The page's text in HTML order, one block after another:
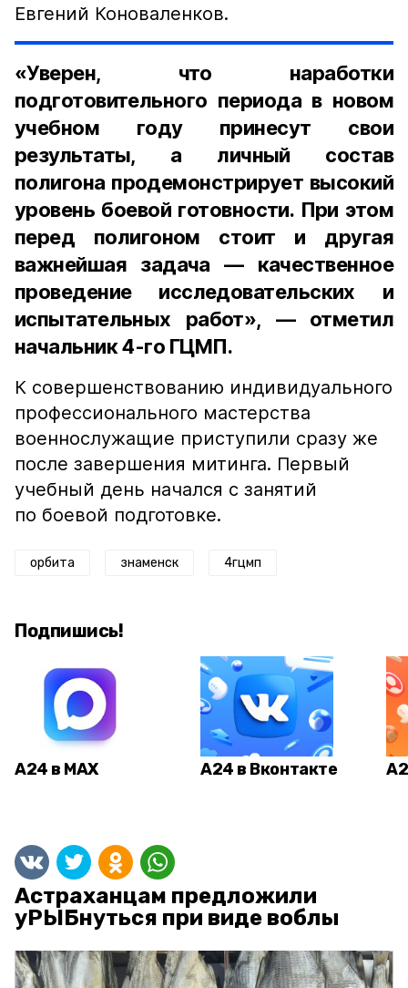
Евгений Коноваленков.
«Уверен, что наработки
подготовительного периода в новом
учебном году принесут свои
результаты, а личный состав
полигона продемонстрирует высокий
уровень боевой готовности. При этом
перед полигоном стоит и другая
важнейшая задача — качественное
проведение исследовательских и
испытательных работ», — отметил
начальник 4-го ГЦМП.
К совершенствованию индивидуального
профессионального мастерства
военнослужащие приступили сразу же
после завершения митинга. Первый
учебный день начался с занятий
по боевой подготовке.
орбита знаменск 4гцмп
Подпишись!
А24 в MAX А24 в Вконтакте
Астраханцам предложили
уРЫБнуться при виде воблы